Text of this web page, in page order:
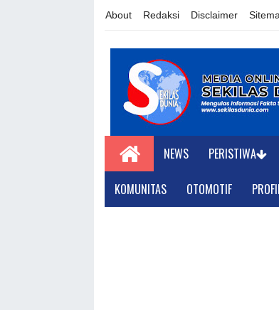
About Redaksi Disclaimer
NEWS PERISTIWA
KOMUNITAS OTOMOTIF